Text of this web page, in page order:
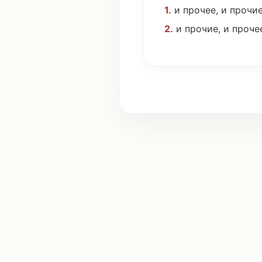
1. и прочее, и
2. и прочие, и